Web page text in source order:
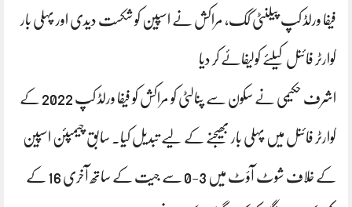
فیفا ورلڈ کپ پیلنٹی کک، مراکش نے اسپین کو شکست دیدی اور پہلی بار
کوارٹر فائنل کیلئے کولیفائے کر دیا
اشرف حکیمی نے سکون سے پنالٹی کو مراکش کو فیفا ورلڈ کپ 2022 کے
کوارٹر فائنل میں پہلی بار بھیجنے کے لیے تبدیل کیا۔ سابق چیمپئن اسپین
کے خلاف شوٹ آؤٹ میں 3-0 سے جیت کے ساتھ آخری 16 کے